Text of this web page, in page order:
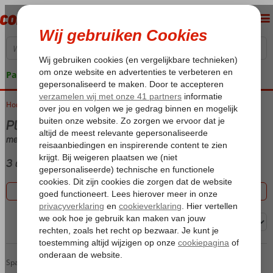
Pakketgarantie
Home Vakantie reizen
Playa de Taurito
met (Ultra) All Inclusive
3 aanbiedingen
Filter 3 aanbiedingen
Sorteren op:
Home
Livvo Costa Taurito